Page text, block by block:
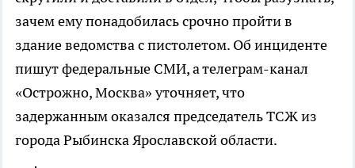
зачем ему понадобилась срочно пройти в
здание ведомства с пистолетом. Об инциденте
пишут федеральные СМИ, а телеграм-канал
«Острожно, Москва» уточняет, что
задержанным оказался председатель ТСЖ из
города Рыбинска Ярославской области.